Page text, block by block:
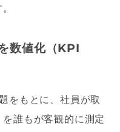
数値化（KPI
をもとに、社員が取
誰もが客観的に測定